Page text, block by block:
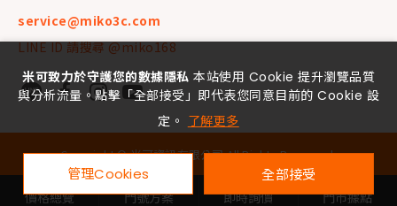
service@miko3c.com
LINE ID 請搜尋 @miko168
Copyright ©米可資訊有限公司All Rights Reserved.
價格總覽 門號方案 即時詢價 門市據點
米可致力於守護您的數據隱私 本站使用 Cookie 提升瀏覽品質
與分析流量。點擊「全部接受」即代表您同意目前的 Cookie 設
定。 了解更多
管理Cookies 全部接受